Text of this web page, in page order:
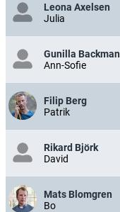
Leona Axelsen
Julia
Gunilla Backman
Ann-Sofie
Filip Berg
Patrik
Rikard Björk
David
Mats Blomgren
Bo